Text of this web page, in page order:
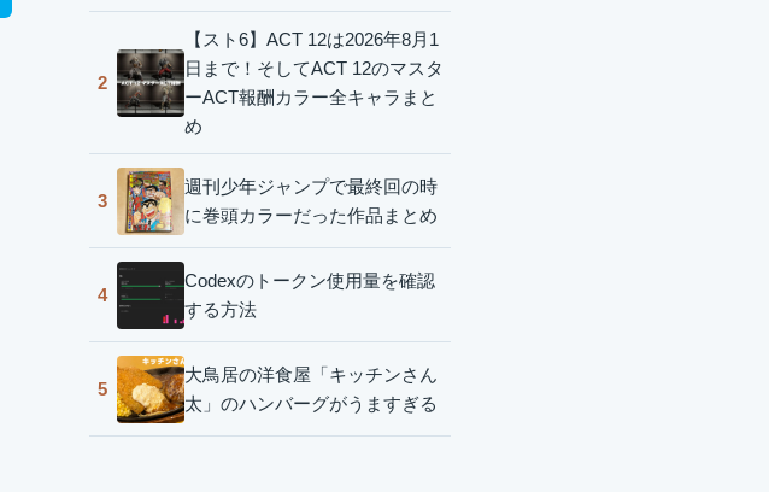
2
【スト6】ACT 12は2026年8月1
日まで！そしてACT 12のマスタ
ーACT報酬カラー全キャラまと
め
3
週刊少年ジャンプで最終回の時
に巻頭カラーだった作品まとめ
4
Codexのトークン使用量を確認
する方法
5
大鳥居の洋食屋「キッチンさん
太」のハンバーグがうますぎる